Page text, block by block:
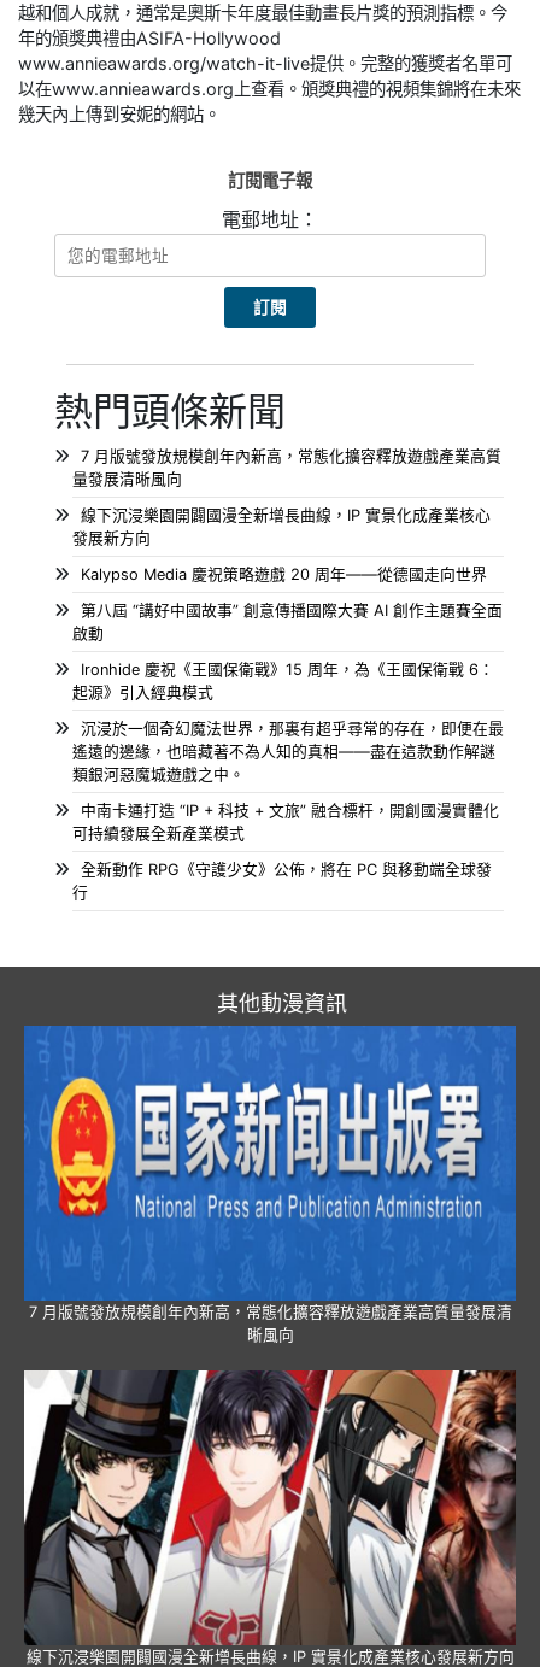
越和個人成就，通常是奧斯卡年度最佳動畫長片獎的預測指標。今
年的頒獎典禮由ASIFA-Hollywood
www.annieawards.org/watch-it-live提供。完整的獲獎者名單可
以在www.annieawards.org上查看。頒獎典禮的視頻集錦將在未來
幾天內上傳到安妮的網站。
訂閱電子報
電郵地址：
熱門頭條新聞
7 月版號發放規模創年內新高，常態化擴容釋放遊戲產業高質
量發展清晰風向
線下沉浸樂園開闢國漫全新增長曲線，IP 實景化成產業核心
發展新方向
Kalypso Media 慶祝策略遊戲 20 周年——從德國走向世界
第八屆 “講好中國故事” 創意傳播國際大賽 AI 創作主題賽全面
啟動
Ironhide 慶祝《王國保衛戰》15 周年，為《王國保衛戰 6：
起源》引入經典模式
沉浸於一個奇幻魔法世界，那裏有超乎尋常的存在，即便在最
遙遠的邊緣，也暗藏著不為人知的真相——盡在這款動作解謎
類銀河惡魔城遊戲之中。
中南卡通打造 “IP + 科技 + 文旅” 融合標杆，開創國漫實體化
可持續發展全新產業模式
全新動作 RPG《守護少女》公佈，將在 PC 與移動端全球發
行
其他動漫資訊
7 月版號發放規模創年內新高，常態化擴容釋放遊戲產業高質量發展清
晰風向
線下沉浸樂園開闢國漫全新增長曲線，IP 實景化成產業核心發展新方向